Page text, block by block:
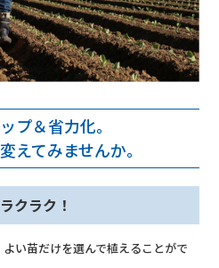
プ＆省力化。
えてみませんか。
クラク！
い苗だけを選んで植えることがで